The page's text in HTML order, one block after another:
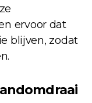
ervoor dat
blijven, zodat